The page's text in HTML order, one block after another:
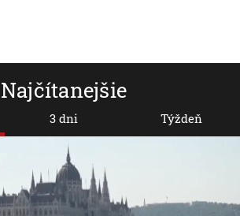
Najčítanejšie
3 dni Týždeň